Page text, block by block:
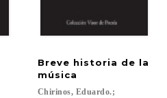
Breve historia de la
música
Chirinos, Eduardo.;